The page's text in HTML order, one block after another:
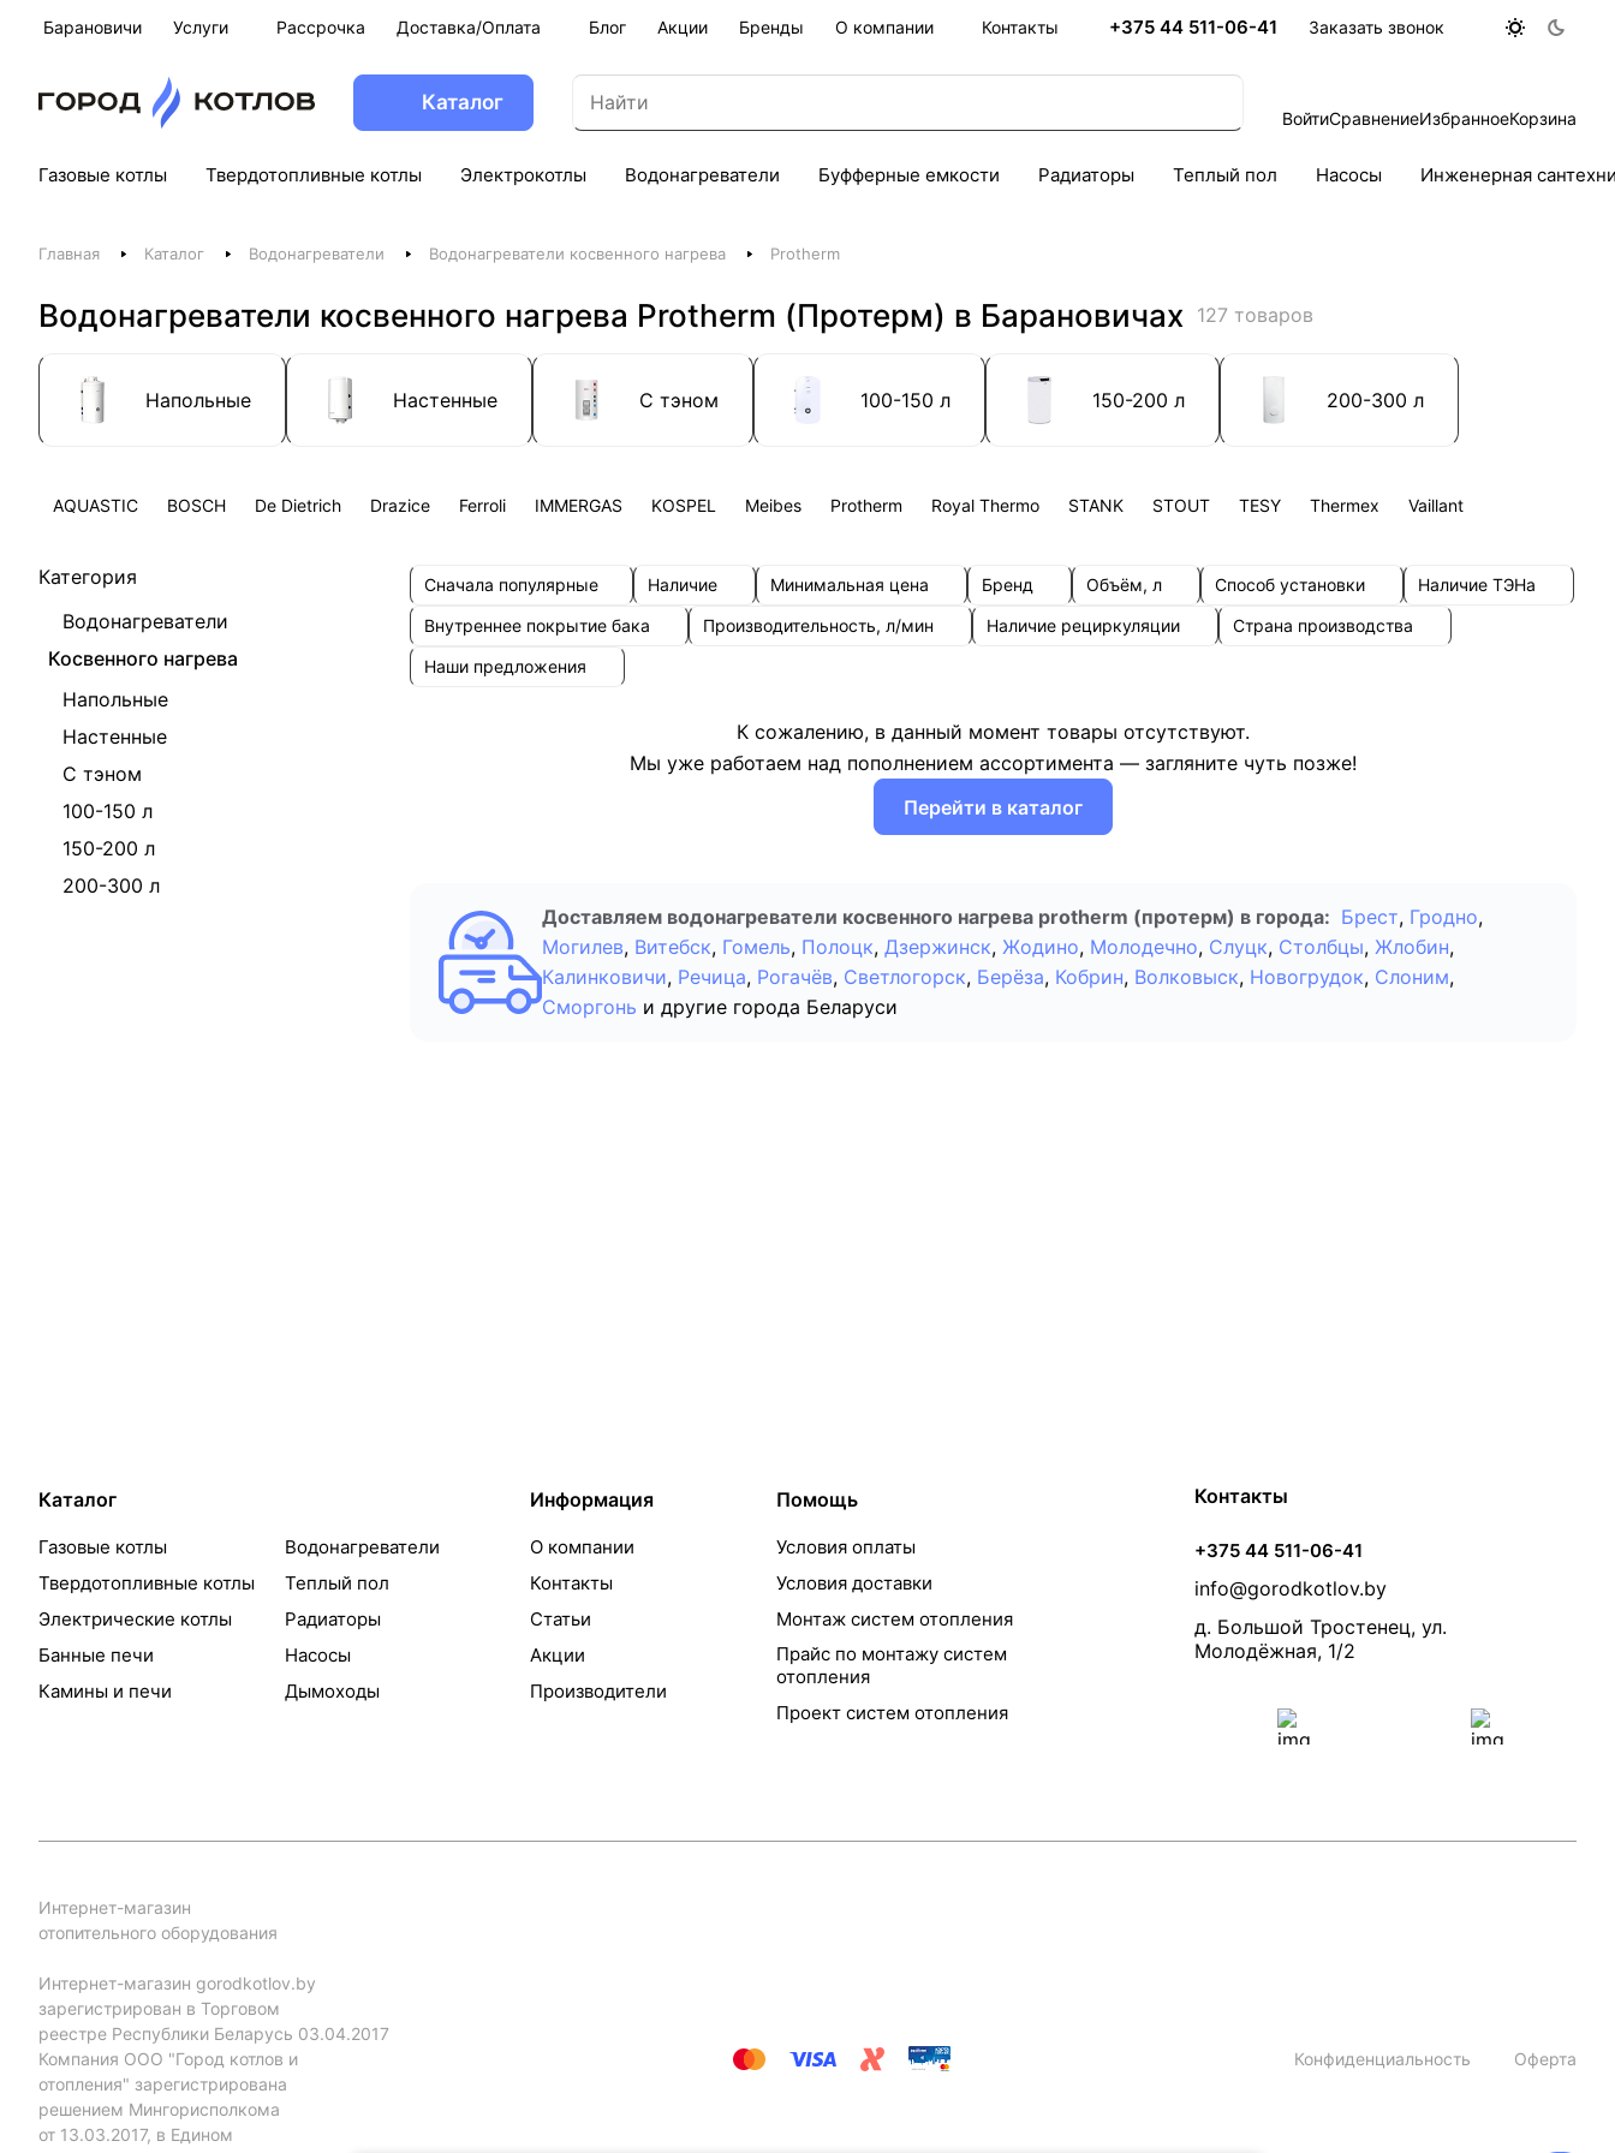
Барановичи Услуги Рассрочка Доставка/Оплата Блог Акции Бренды О компании Контакты +375 44 511-06-41 Заказать звонок
Каталог
ВойтиСравнениеИзбранноеКорзина
Газовые котлы Твердотопливные котлы Электрокотлы Водонагреватели Буфферные емкости Радиаторы Теплый пол Насосы Инженерная
Главная Каталог Водонагреватели Водонагреватели косвенного нагрева Protherm
Водонагреватели косвенного нагрева Protherm (Протерм) в Барановичах 127 товаров
Напольные Настенные С тэном 100-150 л 150-200 л 200-300 л
AQUASTIC BOSCH De Dietrich Drazice Ferroli IMMERGAS KOSPEL Meibes Protherm Royal Thermo STANK STOUT TESY Thermex Vaillant
Категория
Водонагреватели
Косвенного нагрева
Напольные
Настенные
С тэном
100-150 л
150-200 л
200-300 л
Сначала популярные Наличие Минимальная цена Бренд Объём, л Способ установки
Наличие ТЭНа
Внутреннее покрытие бака
Производительность, л/мин Наличие рециркуляции
Страна производства
Наши предложения
К сожалению, в данный момент товары отсутствуют.
Мы уже работаем над пополнением ассортимента — загляните чуть позже!
Перейти в каталог
Доставляем водонагреватели косвенного нагрева protherm (протерм) в города: Брест, Гродно,
Могилев, Витебск, Гомель, Полоцк, Дзержинск, Жодино, Молодечно, Слуцк, Столбцы, Жлобин,
Калинковичи, Речица, Рогачёв, Светлогорск, Берёза, Кобрин, Волковыск, Новогрудок, Слоним,
Сморгонь и другие города Беларуси
Каталог
Газовые котлы
Твердотопливные котлы
Электрические котлы
Банные печи
Камины и печи
Водонагреватели
Теплый пол
Радиаторы
Насосы
Дымоходы
Информация
О компании
Контакты
Статьи
Акции
Производители
Помощь
Условия оплаты
Условия доставки
Монтаж систем отопления
Прайс по монтажу систем
отопления
Проект систем отопления
Контакты
+375 44 511-06-41
info@gorodkotlov.by
д. Большой Тростенец, ул.
Молодёжная, 1/2
Интернет-магазин
отопительного оборудования
Интернет-магазин gorodkotlov.by
зарегистрирован в Торговом
реестре Республики Беларусь 03.04.2017
Компания ООО "Город котлов и
отопления" зарегистрирована
решением Мингорисполкома
от 13.03.2017, в Едином
Конфиденциальность Оферта